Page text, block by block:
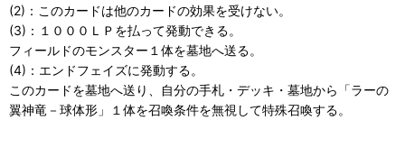
(2)：このカードは他のカードの効果を受けない。
(3)：１０００ＬＰを払って発動できる。
フィールドのモンスター１体を墓地へ送る。
(4)：エンドフェイズに発動する。
このカードを墓地へ送り、自分の手札・デッキ・墓地から「ラーの
翼神竜－球体形」１体を召喚条件を無視して特殊召喚する。